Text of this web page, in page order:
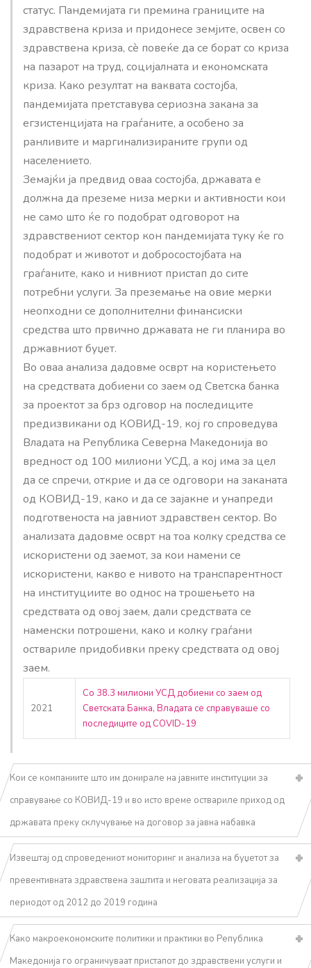
статус. Пандемијата ги премина границите на
здравствена криза и придонесе земјите, освен со
здравствена криза, сè повеќе да се борат со криза
на пазарот на труд, социјалната и економската
криза. Како резултат на ваквата состојба,
пандемијата претставува сериозна закана за
егзистенцијата на граѓаните, а особено за
ранливите и маргинализираните групи од
населението.
Земајќи ја предвид оваа состојба, државата е
должна да преземе низа мерки и активности кои
не само што ќе го подобрат одговорот на
здравствениот сектор кон пандемијата туку ќе го
подобрат и животот и добросостојбата на
граѓаните, како и нивниот пристап до сите
потребни услуги. За преземање на овие мерки
неопходни се дополнителни финансиски
средства што првично државата не ги планира во
државниот буџет.
Во оваа анализа дадовме осврт на користењето
на средствата добиени со заем од Светска банка
за проектот за брз одговор на последиците
предизвикани од КОВИД-19, кој го спроведува
Владата на Република Северна Македонија во
вредност од 100 милиони УСД, а кој има за цел
да се спречи, открие и да се одговори на заканата
од КОВИД-19, како и да се зајакне и унапреди
подготвеноста на јавниот здравствен сектор. Во
анализата дадовме осврт на тоа колку средства се
искористени од заемот, за кои намени се
искористени, какво е нивото на транспарентност
на институциите во однос на трошењето на
средствата од овој заем, дали средствата се
наменски потрошени, како и колку граѓани
оствариле придобивки преку средствата од овој
заем.
2021
Со 38.3 милиони УСД добиени со заем од
Светската Банка, Владата се справуваше со
последиците од COVID-19
Кои се компаниите што им донирале на јавните институции за
справување со КОВИД-19 и во исто време оствариле приход од
државата преку склучување на договор за јавна набавка
Извештај од спроведениот мониторинг и анализа на буџетот за
превентивната здравствена заштита и неговата реализација за
периодот од 2012 до 2019 година
Како макроекономските политики и практики во Република
Македонија го ограничуваат пристапот до здравствени услуги и